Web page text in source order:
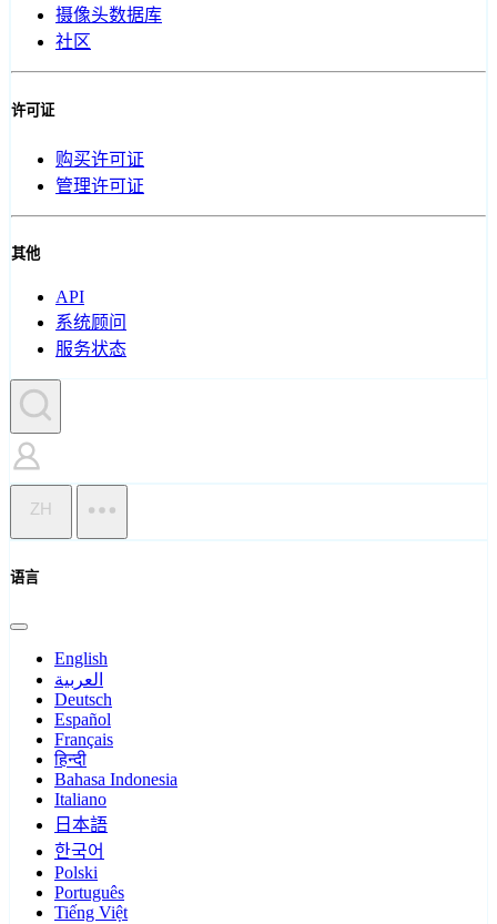
摄像头数据库
社区
许可证
购买许可证
管理许可证
其他
API
系统顾问
服务状态
ZH
语言
English
العربية
Deutsch
Español
Français
हिन्दी
Bahasa Indonesia
Italiano
日本語
한국어
Polski
Português
Tiếng Việt